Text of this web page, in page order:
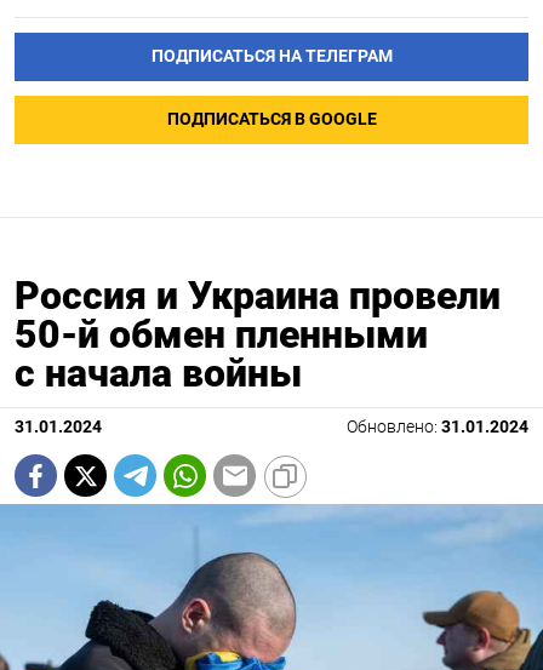
ПОДПИСАТЬСЯ НА ТЕЛЕГРАМ
ПОДПИСАТЬСЯ В GOOGLE
Россия и Украина провели
50-й обмен пленными
с начала войны
31.01.2024 Обновлено: 31.01.2024